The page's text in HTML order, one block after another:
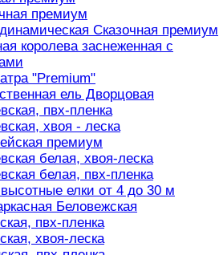
премиум
Сказочная премиум
королева заснеженная с
"Premium"
ель Дворцовая
пвх-пленка
хвоя - леска
премиум
белая, хвоя-леска
белая, пвх-пленка
елки от 4 до 30 м
Беловежская
пвх-пленка
хвоя-леска